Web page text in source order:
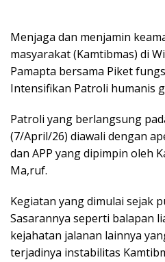
Menjaga dan menjamin
masyarakat (Kamtibmas) di
Pamapta bersama Piket
Intensifikan Patroli humanis
Patroli yang berlangsung
(7/April/26) diawali dengan
dan APP yang dipimpin oleh
Ma,ruf.
Kegiatan yang dimulai sejak
Sasarannya seperti balapan
kejahatan jalanan lainnya
terjadinya instabilitas